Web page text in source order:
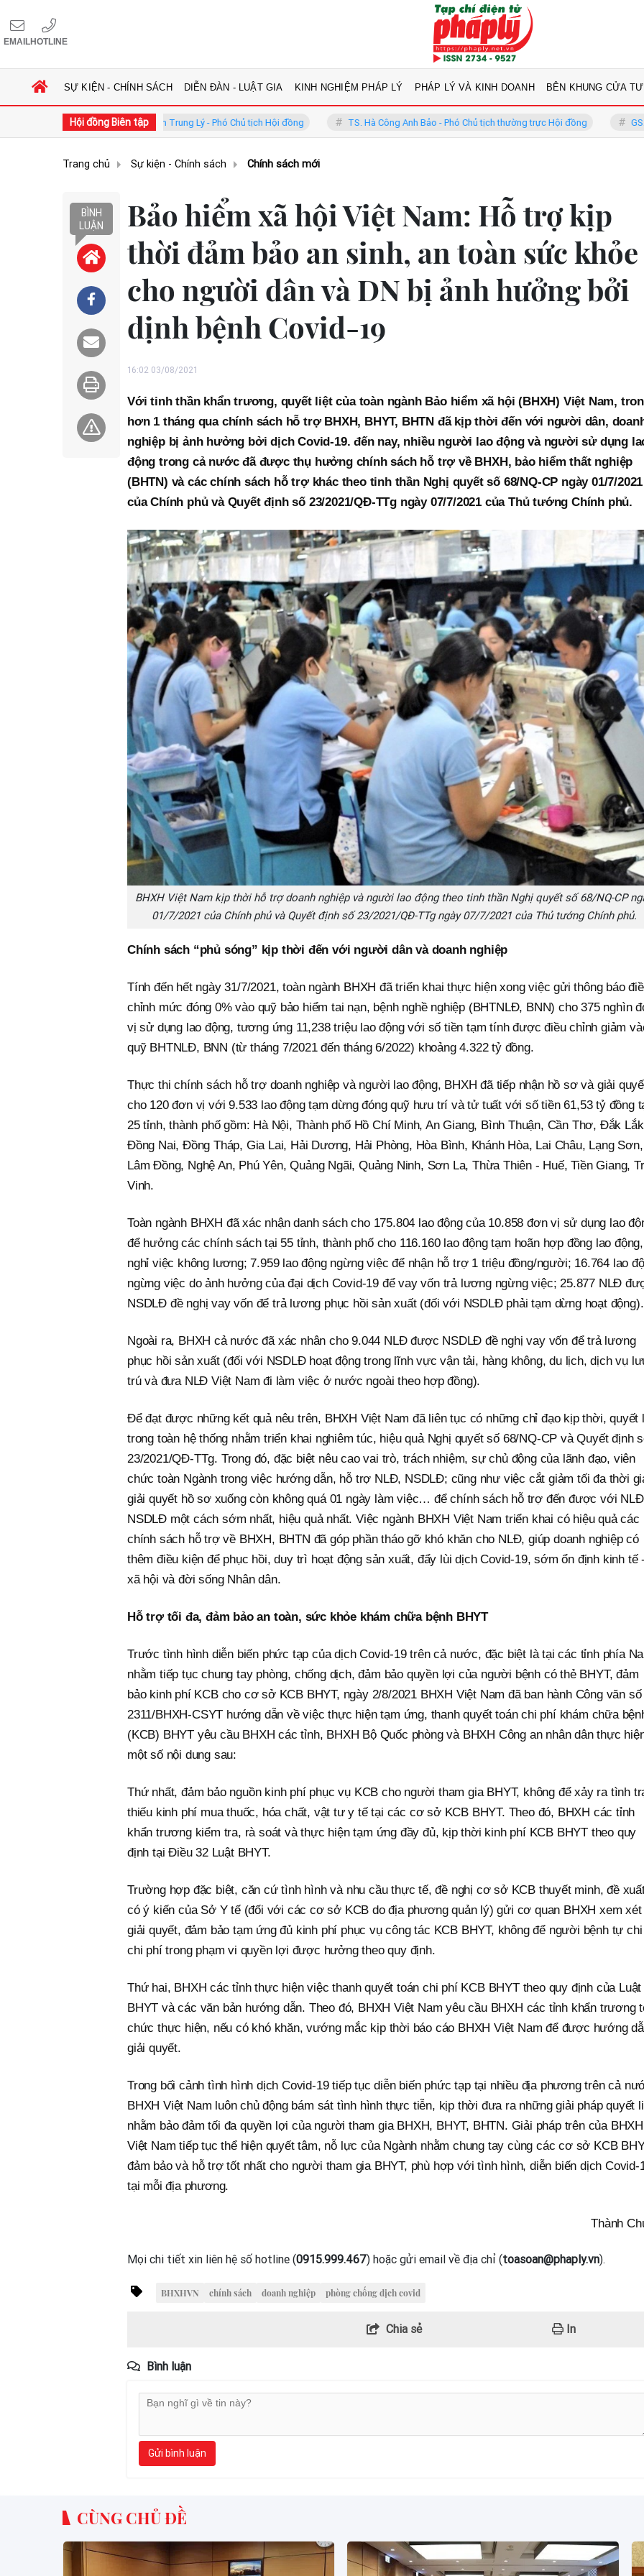
EMAILHOTLINE
SỰ KIỆN - CHÍNH SÁCH DIỄN ĐÀN - LUẬT GIA KINH NGHIỆM PHÁP LÝ PHÁP LÝ VÀ KINH DOANH BÊN KHUNG CỬA
Hội đồng Biên tập
GS.TS. Phan Trung Lý - Phó Chủ tịch Hội đồng TS. Hà Công Anh Bảo - Phó Chủ tịch thường trực Hội đồng GS.TS Võ Khánh
Trang chủ Sự kiện - Chính sách Chính sách mới
BÌNH
LUẬN
Bảo hiểm xã hội Việt Nam: Hỗ trợ kịp
thời đảm bảo an sinh, an toàn sức khỏe
cho người dân và DN bị ảnh hưởng bởi
dịnh bệnh Covid-19
16:02 03/08/2021
Với tinh thần khẩn trương, quyết liệt của toàn ngành Bảo hiểm xã hội (BHXH) Việt Nam,
hơn 1 tháng qua chính sách hỗ trợ BHXH, BHYT, BHTN đã kịp thời đến với người dân,
nghiệp bị ảnh hưởng bởi dịch Covid-19. đến nay, nhiều người lao động và người sử dụng
động trong cả nước đã được thụ hưởng chính sách hỗ trợ về BHXH, bảo hiểm thất nghiệp
(BHTN) và các chính sách hỗ trợ khác theo tinh thần Nghị quyết số 68/NQ-CP ngày 01/7/2021
của Chính phủ và Quyết định số 23/2021/QĐ-TTg ngày 07/7/2021 của Thủ tướng Chính phủ.
BHXH Việt Nam kịp thời hỗ trợ doanh nghiệp và người lao động theo tinh thần Nghị quyết số 68/NQ-CP
01/7/2021 của Chính phủ và Quyết định số 23/2021/QĐ-TTg ngày 07/7/2021 của Thủ tướng Chính phủ.
Chính sách “phủ sóng” kịp thời đến với người dân và doanh nghiệp
Tính đến hết ngày 31/7/2021, toàn ngành BHXH đã triển khai thực hiện xong việc gửi thông báo
chỉnh mức đóng 0% vào quỹ bảo hiểm tai nạn, bệnh nghề nghiệp (BHTNLĐ, BNN) cho 375 nghìn
vị sử dụng lao động, tương ứng 11,238 triệu lao động với số tiền tạm tính được điều chỉnh giảm
quỹ BHTNLĐ, BNN (từ tháng 7/2021 đến tháng 6/2022) khoảng 4.322 tỷ đồng.
Thực thi chính sách hỗ trợ doanh nghiệp và người lao động, BHXH đã tiếp nhận hồ sơ và giải
cho 120 đơn vị với 9.533 lao động tạm dừng đóng quỹ hưu trí và tử tuất với số tiền 61,53 tỷ đồng
25 tỉnh, thành phố gồm: Hà Nội, Thành phố Hồ Chí Minh, An Giang, Bình Thuận, Cần Thơ, Đắk
Đồng Nai, Đồng Tháp, Gia Lai, Hải Dương, Hải Phòng, Hòa Bình, Khánh Hòa, Lai Châu, Lạng Sơn,
Lâm Đồng, Nghệ An, Phú Yên, Quảng Ngãi, Quảng Ninh, Sơn La, Thừa Thiên - Huế, Tiền Giang,
Vinh.
Toàn ngành BHXH đã xác nhận danh sách cho 175.804 lao động của 10.858 đơn vị sử dụng lao
để hưởng các chính sách tại 55 tỉnh, thành phố cho 116.160 lao động tạm hoãn hợp đồng lao động,
nghỉ việc không lương; 7.959 lao động ngừng việc để nhận hỗ trợ 1 triệu đồng/người; 16.764 lao
ngừng việc do ảnh hưởng của đại dịch Covid-19 để vay vốn trả lương ngừng việc; 25.877 NLĐ
NSDLĐ đề nghị vay vốn để trả lương phục hồi sản xuất (đối với NSDLĐ phải tạm dừng hoạt động).
Ngoài ra, BHXH cả nước đã xác nhân cho 9.044 NLĐ được NSDLĐ đề nghị vay vốn để trả lương
phục hồi sản xuất (đối với NSDLĐ hoạt động trong lĩnh vực vận tải, hàng không, du lịch, dịch vụ
trú và đưa NLĐ Việt Nam đi làm việc ở nước ngoài theo hợp đồng).
Để đạt được những kết quả nêu trên, BHXH Việt Nam đã liên tục có những chỉ đạo kịp thời, quyết
trong toàn hệ thống nhằm triển khai nghiêm túc, hiệu quả Nghị quyết số 68/NQ-CP và Quyết định
23/2021/QĐ-TTg. Trong đó, đặc biệt nêu cao vai trò, trách nhiệm, sự chủ động của lãnh đạo, viên
chức toàn Ngành trong việc hướng dẫn, hỗ trợ NLĐ, NSDLĐ; cũng như việc cắt giảm tối đa thời
giải quyết hồ sơ xuống còn không quá 01 ngày làm việc… để chính sách hỗ trợ đến được với
NSDLĐ một cách sớm nhất, hiệu quả nhất. Việc ngành BHXH Việt Nam triển khai có hiệu quả các
chính sách hỗ trợ về BHXH, BHTN đã góp phần tháo gỡ khó khăn cho NLĐ, giúp doanh nghiệp có
thêm điều kiện để phục hồi, duy trì hoạt động sản xuất, đẩy lùi dịch Covid-19, sớm ổn định kinh tế
xã hội và đời sống Nhân dân.
Hỗ trợ tối đa, đảm bảo an toàn, sức khỏe khám chữa bệnh BHYT
Trước tình hình diễn biến phức tạp của dịch Covid-19 trên cả nước, đặc biệt là tại các tỉnh phía
nhằm tiếp tục chung tay phòng, chống dịch, đảm bảo quyền lợi của người bệnh có thẻ BHYT, đảm
bảo kinh phí KCB cho cơ sở KCB BHYT, ngày 2/8/2021 BHXH Việt Nam đã ban hành Công văn số
2311/BHXH-CSYT hướng dẫn về việc thực hiện tạm ứng, thanh quyết toán chi phí khám chữa
(KCB) BHYT yêu cầu BHXH các tỉnh, BHXH Bộ Quốc phòng và BHXH Công an nhân dân thực
một số nội dung sau:
Thứ nhất, đảm bảo nguồn kinh phí phục vụ KCB cho người tham gia BHYT, không để xảy ra tình
thiếu kinh phí mua thuốc, hóa chất, vật tư y tế tại các cơ sở KCB BHYT. Theo đó, BHXH các tỉnh
khẩn trương kiểm tra, rà soát và thực hiện tạm ứng đầy đủ, kịp thời kinh phí KCB BHYT theo quy
định tại Điều 32 Luật BHYT.
Trường hợp đặc biệt, căn cứ tình hình và nhu cầu thực tế, đề nghị cơ sở KCB thuyết minh, đề
có ý kiến của Sở Y tế (đối với các cơ sở KCB do địa phương quản lý) gửi cơ quan BHXH xem xét
giải quyết, đảm bảo tạm ứng đủ kinh phí phục vụ công tác KCB BHYT, không để người bệnh tự
chi phí trong phạm vi quyền lợi được hưởng theo quy định.
Thứ hai, BHXH các tỉnh thực hiện việc thanh quyết toán chi phí KCB BHYT theo quy định của Luật
BHYT và các văn bản hướng dẫn. Theo đó, BHXH Việt Nam yêu cầu BHXH các tỉnh khẩn trương
chức thực hiện, nếu có khó khăn, vướng mắc kịp thời báo cáo BHXH Việt Nam để được hướng
giải quyết.
Trong bối cảnh tình hình dịch Covid-19 tiếp tục diễn biến phức tạp tại nhiều địa phương trên cả
BHXH Việt Nam luôn chủ động bám sát tình hình thực tiễn, kịp thời đưa ra những giải pháp quyết
nhằm bảo đảm tối đa quyền lợi của người tham gia BHXH, BHYT, BHTN. Giải pháp trên của BHXH
Việt Nam tiếp tục thể hiện quyết tâm, nỗ lực của Ngành nhằm chung tay cùng các cơ sở KCB
đảm bảo và hỗ trợ tốt nhất cho người tham gia BHYT, phù hợp với tình hình, diễn biến dịch Covid-
tại mỗi địa phương.
Thành
Mọi chi tiết xin liên hệ số hotline (0915.999.467) hoặc gửi email về địa chỉ (toasoan@phaply.vn).
BHXHVN chính sách doanh nghiệp phòng chống dịch covid
Chia sẻ In
Bình luận
Gửi bình luận
CÙNG CHỦ ĐỀ